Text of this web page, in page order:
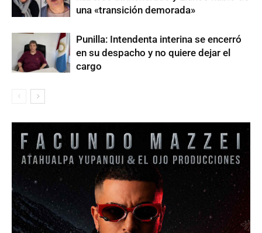
una «transición demorada»
Punilla: Intendenta interina se encerró
en su despacho y no quiere dejar el
cargo